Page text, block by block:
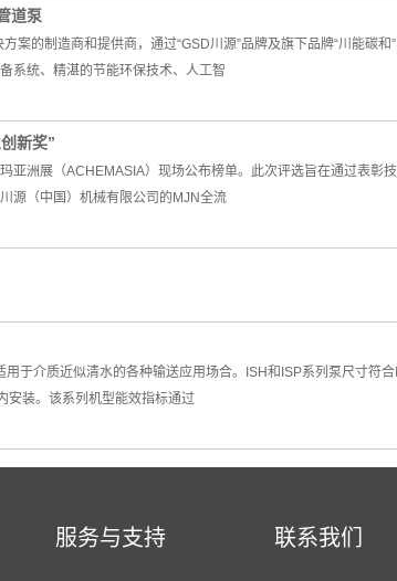
道泵
的制造商和提供商，通过“GSD川源”品牌及旗下品牌“川能碳和”
系统、精湛的节能环保技术、人工智
新奖”
亚洲展（ACHEMASIA）现场公布榜单。此次评选旨在通过表彰
源（中国）机械有限公司的MJN全流
于介质近似清水的各种输送应用场合。ISH和ISP系列泵尺寸符
安装。该系列机型能效指标通过
服务与支持 联系我们